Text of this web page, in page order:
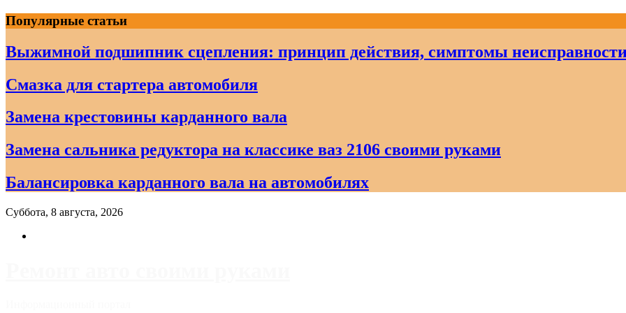
Skip
to
content
Популярные статьи
Выжимной подшипник сцепления: принцип действия, симптомы
Смазка для стартера автомобиля
Замена крестовины карданного вала
Замена сальника редуктора на классике ваз 2106 своими руками
Балансировка карданного вала на автомобилях
Суббота, 8 августа, 2026